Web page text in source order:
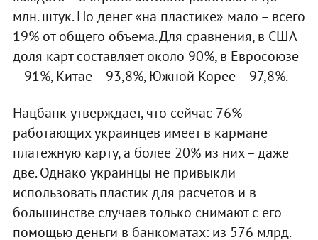
млн. штук. Но денег «на пластике» мало – всего
19% от общего объема. Для сравнения, в США
доля карт составляет около 90%, в Евросоюзе
– 91%, Китае – 93,8%, Южной Корее – 97,8%.
Нацбанк утверждает, что сейчас 76%
работающих украинцев имеет в кармане
платежную карту, а более 20% из них – даже
две. Однако украинцы не привыкли
использовать пластик для расчетов и в
большинстве случаев только снимают с его
помощью деньги в банкоматах: из 576 млрд.